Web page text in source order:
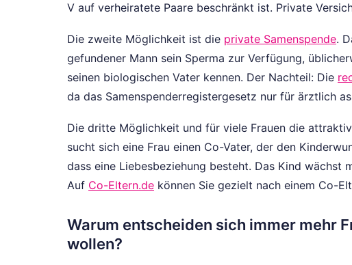
V auf verheiratete Paare beschränkt ist. Private
Die zweite Möglichkeit ist die private Samenspende.
gefundener Mann sein Sperma zur Verfügung,
seinen biologischen Vater kennen. Der Nachteil: Die
da das Samenspenderregistergesetz nur für ärztlich
Die dritte Möglichkeit und für viele Frauen die
sucht sich eine Frau einen Co-Vater, der den
dass eine Liebesbeziehung besteht. Das Kind
Auf Co-Eltern.de können Sie gezielt nach einem Co-
Warum entscheiden sich immer mehr
wollen?